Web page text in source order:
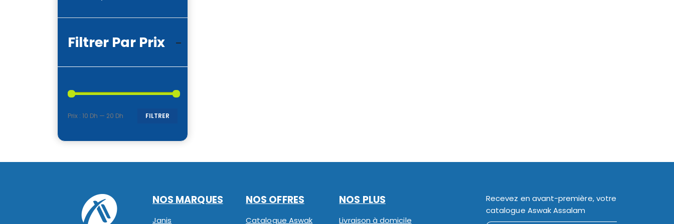
Filtrer Par Prix
FILTRER
Prix : 10 Dh — 20 Dh
NOS MARQUES
Janis
NOS OFFRES
Catalogue Aswak
NOS PLUS
Livraison à domicile
Recevez en avant-première, votre
catalogue Aswak Assalam